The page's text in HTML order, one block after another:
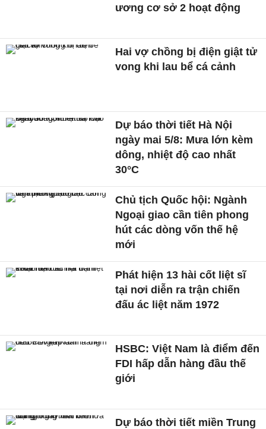
ương cơ sở 2 hoạt động
Hai vợ chồng bị điện giật tử
vong khi lau bể cá cảnh
Dự báo thời tiết Hà Nội
ngày mai 5/8: Mưa lớn kèm
dông, nhiệt độ cao nhất
30°C
Chủ tịch Quốc hội: Ngành
Ngoại giao cần tiên phong
hút các dòng vốn thế hệ
mới
Phát hiện 13 hài cốt liệt sĩ
tại nơi diễn ra trận chiến
đấu ác liệt năm 1972
HSBC: Việt Nam là điểm đến
FDI hấp dẫn hàng đầu thế
giới
Dự báo thời tiết miền Trung